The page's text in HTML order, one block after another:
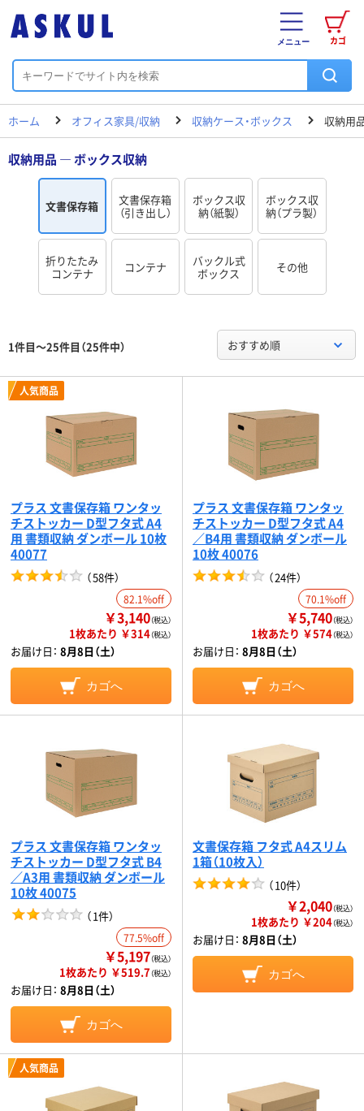
カゴ
メニュー
ホーム オフィス家具/収納 収納ケース・ボックス 収納用
収納用品 ― ボックス収納
文書保存箱
文書保存箱
（引き出し）
ボックス収
納（紙製）
ボックス収
納（プラ製）
折りたたみ
コンテナ
コンテナ
バックル式
ボックス
その他
1件目～25件目（25件中） おすすめ順
人気商品
プラス 文書保存箱 ワンタッ
チストッカー D型フタ式 A4
用 書類収納 ダンボール 10枚
40077
（58件）
82.1%off
￥3,140（税込）
1枚あたり ￥314（税込）
お届け日： 8月8日（土）
カゴへ
プラス 文書保存箱 ワンタッ
チストッカー D型フタ式 A4
／B4用 書類収納 ダンボール
10枚 40076
（24件）
70.1%off
￥5,740（税込）
1枚あたり ￥574（税込）
お届け日： 8月8日（土）
カゴへ
プラス 文書保存箱 ワンタッ
チストッカー D型フタ式 B4
／A3用 書類収納 ダンボール
10枚 40075
（1件）
77.5%off
￥5,197（税込）
1枚あたり ￥519.7（税込）
お届け日： 8月8日（土）
カゴへ
文書保存箱 フタ式 A4スリム
1箱（10枚入）
（10件）
￥2,040（税込）
1枚あたり ￥204（税込）
お届け日： 8月8日（土）
カゴへ
人気商品